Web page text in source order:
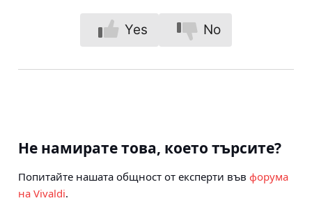
Yes No
Не намирате това, което търсите?
Попитайте нашата общност от експерти във форума
на Vivaldi.